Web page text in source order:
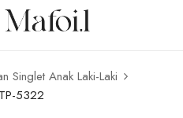
Singlet Anak Laki-Laki
5322